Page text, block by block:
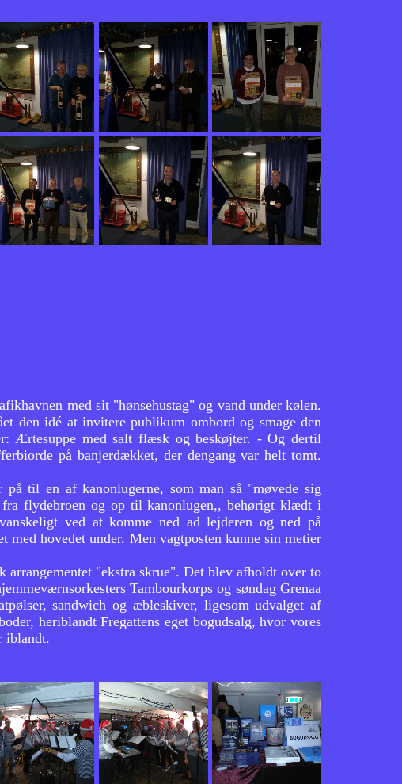
med sit "hønsehustag" og vand under kølen.
den idé at invitere publikum ombord og smage den
Ærtesuppe med salt flæsk og beskøjter. - Og dertil
på banjerdækket, der dengang var helt tomt.
til en af kanonlugerne, som man så "møvede sig
flydebroen og op til kanonlugen,, behørigt klædt i
ved at komme ned ad lejderen og ned på
hovedet under. Men vagtposten kunne sin metier
"ekstra skrue". Det blev afholdt over to
Tambourkorps og søndag Grenaa
sandwich og æbleskiver, ligesom udvalget af
heriblandt Fregattens eget bogudsalg, hvor vores
iblandt.